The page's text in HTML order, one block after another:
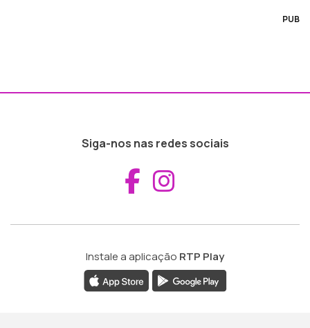
PUB
Siga-nos nas redes sociais
Aceder ao
Instale a aplicação RTP Play